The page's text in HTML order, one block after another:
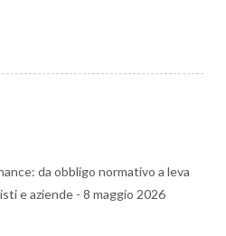
da obbligo normativo a leva
e aziende - 8 maggio 2026